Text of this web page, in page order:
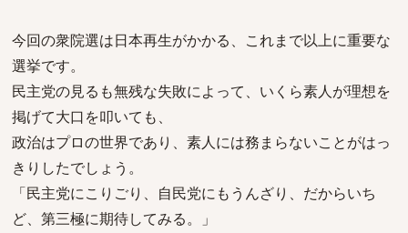
今回の衆院選は日本再生がかかる、これまで以上に重要な
選挙です。
民主党の見るも無残な失敗によって、いくら素人が理想を
掲げて大口を叩いても、
政治はプロの世界であり、素人には務まらないことがはっ
きりしたでしょう。
「民主党にこりごり、自民党にもうんざり、だからいち
ど、第三極に期待してみる。」